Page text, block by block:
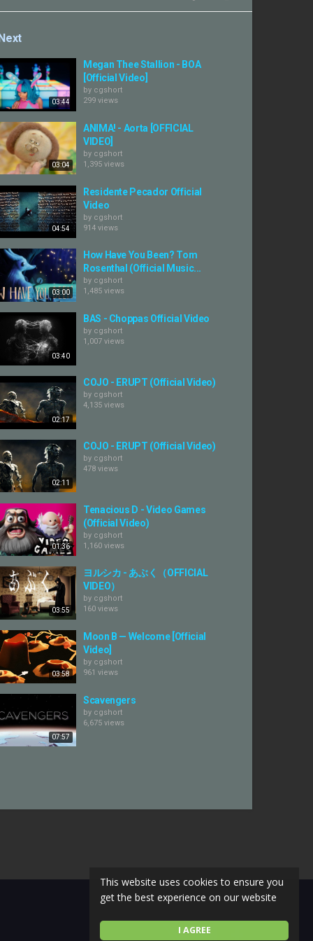
I AGREE
This website uses cookies to ensure you
get the best experience on our website
03:44
Megan Thee Stallion - BOA
[Official Video]
by cgshort
299 views
03:04
ANIMA! - Aorta [OFFICIAL
VIDEO]
by cgshort
1,395 views
04:54
Residente Pecador Official
Video
by cgshort
914 views
03:00
How Have You Been? Tom
Rosenthal (Official Music...
by cgshort
1,485 views
03:40
BAS - Choppas Official Video
by cgshort
1,007 views
02:17
COJO - ERUPT (Official Video)
by cgshort
4,135 views
02:11
COJO - ERUPT (Official Video)
by cgshort
478 views
01:36
Tenacious D - Video Games
(Official Video)
by cgshort
1,160 views
03:55
ヨルシカ - あぶく（OFFICIAL
VIDEO）
by cgshort
160 views
03:58
Moon B — Welcome [Official
Video]
by cgshort
961 views
07:57
Scavengers
by cgshort
6,675 views